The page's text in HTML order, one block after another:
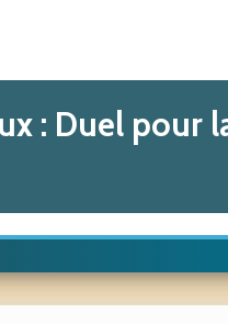
: Duel pour